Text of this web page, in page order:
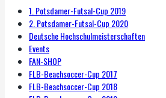
1. Potsdamer-Futsal-Cup 2019
2. Potsdamer-Futsal-Cup 2020
Deutsche Hochschulmeisterschaften
Events
FAN-SHOP
FLB-Beachsoccer-Cup 2017
FLB-Beachsoccer-Cup 2018